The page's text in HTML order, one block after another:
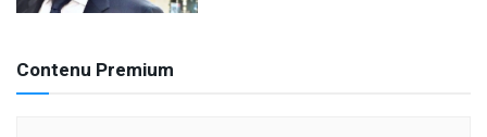
Contenu Premium